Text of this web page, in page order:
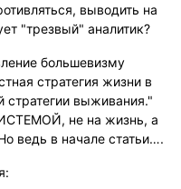
выводить на
"трезвый" аналитик?
большевизму
стратегия жизни в
стратегии выживания."
не на жизнь, а
ведь в начале статьи….